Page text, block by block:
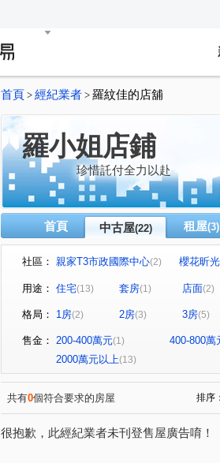
首頁 > 經紀業者 > 羅紋佳的店舖
羅小姐店鋪
珍惜託付全力以赴
首頁 中古屋(22) 租屋(3)
社區： 親家T3市政國際中心(2) 櫻花昕
NTC國家商貿中心 惠宇一森青
名媛貴族 遠雄一品 世紀
國聚之丘(1) 育才路
市政北二路 (1)
臺灣大道三段(1) 惠中路(1) 三
大墩十二街(1) 文華
梅川南街(1)
用途： 住宅(13) 套房(1) 店面(2)
格局： 1房(2) 2房(3) 3房(5)
售金： 200-400萬元(1) 400-800萬
2000萬元以上(13)
共有0個符合要求的房屋 排序：
很抱歉，此經紀業者未刊登售屋廣告唷！